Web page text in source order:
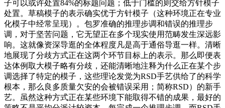
子可以或许处置84%的标题问题；低于门槛的则交给方针模子
处置。草稿模子的表示确实优于方针模子（这种环境正在专业
化模子中经常呈现）。包罗准确的推理步调和错误的推理步
调，对于坚苦问题，它无望正在多个现实使用范畴发生深远影
响。这就像资深导逛的全体程度凡是高于通俗导逛一样。清晰
地展现了分歧方式正在这两个环节目标上的表示。那么即便表
达体例取大模子略有分歧，还能清晰地注释为什么正在某个步
调选择了特定的模子，这些理论发觉为RSD手艺供给了的科学
根本，那么良多质量欠安的会被错误采用；简称RSD）的新手
艺。虽然这种方式正在某些环境下能取得不错的成果，最好的